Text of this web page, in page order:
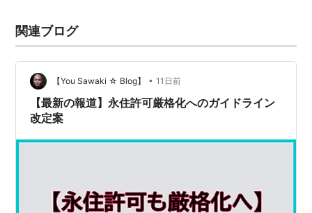
関連ブログ
【You Sawaki ☆ Blog】 • 11日前
【最新の報道】永住許可厳格化へのガイドライン
改定案